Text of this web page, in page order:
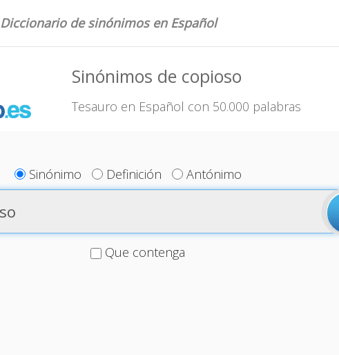
Diccionario de sinónimos en Español
Sinónimos de copioso
Tesauro en Español con 50.000 palabras
Sinónimo Definición Antónimo
Que contenga